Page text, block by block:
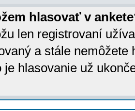
hlasovať v
len registrovaní
a stále
je hlasovanie už